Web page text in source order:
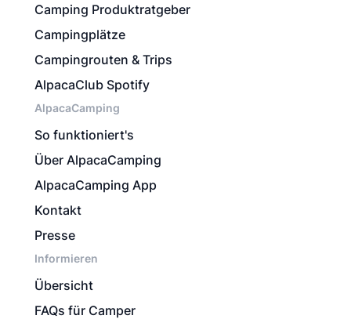
Camping Produktratgeber
Campingplätze
Campingrouten & Trips
AlpacaClub Spotify
AlpacaCamping
So funktioniert's
Über AlpacaCamping
AlpacaCamping App
Kontakt
Presse
Informieren
Übersicht
FAQs für Camper